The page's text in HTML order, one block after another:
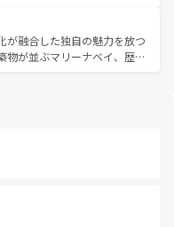
どの季節にも異なる楽しみ
タイの人々、仏教を中心とし
源が、訪れる旅人を魅了し続
ず。観光スポットが密集し
回れるのも魅力。息をのむよ
で、香港を存分に楽しみ尽く
が融合した独自の魅力を放つ
物が並ぶマリーナベイ、歴史
楽しめる外せないスポット